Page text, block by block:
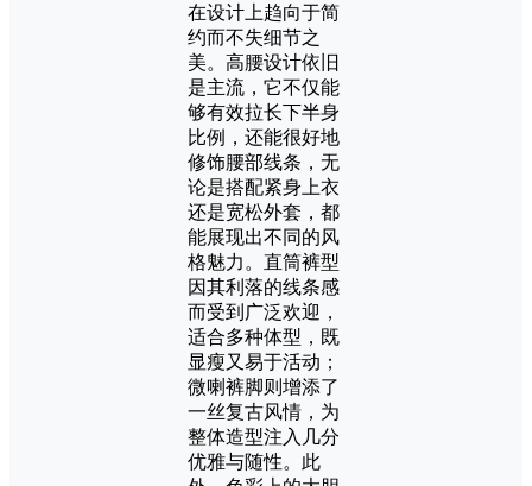
在设计上趋向于简
约而不失细节之
美。高腰设计依旧
是主流，它不仅能
够有效拉长下半身
比例，还能很好地
修饰腰部线条，无
论是搭配紧身上衣
还是宽松外套，都
能展现出不同的风
格魅力。直筒裤型
因其利落的线条感
而受到广泛欢迎，
适合多种体型，既
显瘦又易于活动；
微喇裤脚则增添了
一丝复古风情，为
整体造型注入几分
优雅与随性。此